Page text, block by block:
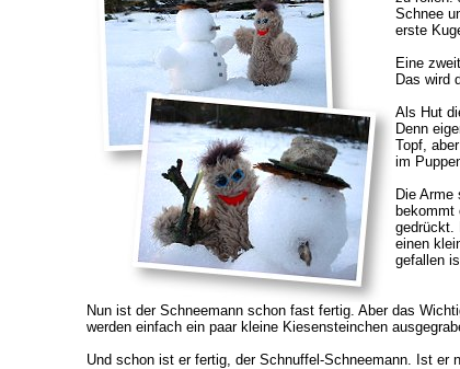
Schnee
erste
Eine
Das wird
Als Hut
Denn
Topf,
im
Die
bekommt
gedrückt.
einen
gefallen
Nun ist der Schneemann schon fast fertig. Aber das
werden einfach ein paar kleine Kiesensteinchen
Und schon ist er fertig, der Schnuffel-Schneemann. Ist er